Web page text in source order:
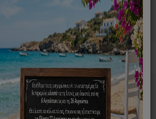
συσκευών MENU
Καφέ Και Ροφημάτων
Δοχείο Καφετιέρας Dolce Gusto Oblo